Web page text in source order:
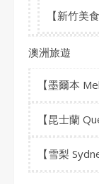
【新竹美食
澳洲旅遊
【墨爾本
【昆士蘭
【雪梨